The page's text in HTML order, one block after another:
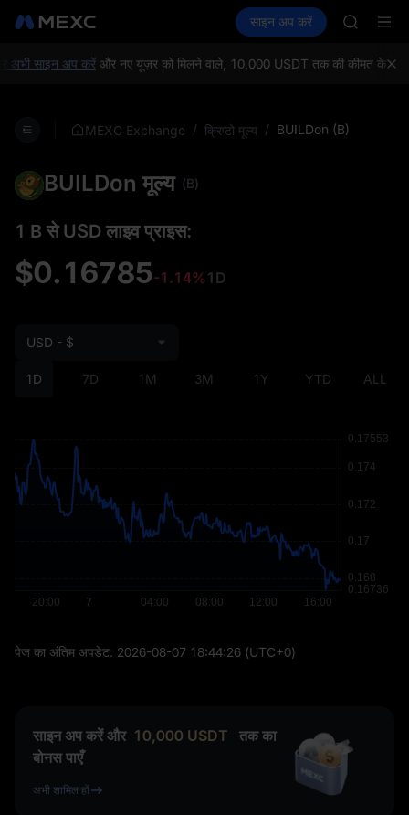
स्पॉट फ़्यूचर्स SPCX कमाएँ
साइन अप करें
AAOI
साइन अप करेंऔर नए यूज़र को मिलने वाले, 10,000 USDT तक की कीमत के
MEXC Exchange / क्रिप्टो मूल्य / BUILDon (B)
BUILDon मूल्य (B)
1 B से USD लाइव प्राइस:
$0.16785-1.14%1D
1D 7D 1M 3M 1Y YTD ALL
USD - $
पेज का अंतिम अपडेट: 2026-08-07 18:44:26 (UTC+0)
साइन अप करें और 10,000 USDT
तक का
बोनस पाएँ
अभी शामिल हों